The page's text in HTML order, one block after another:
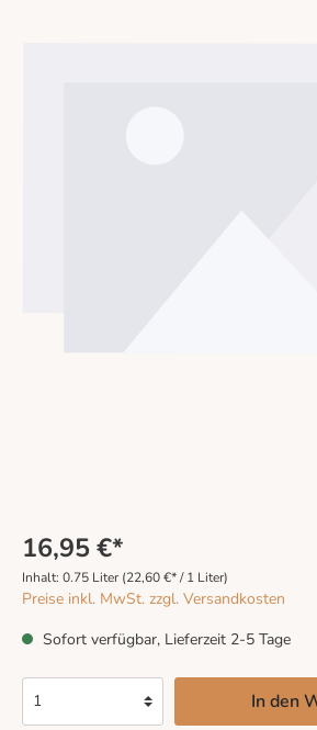
16,95 €*
Inhalt: 0.75 Liter (22,60 €* / 1 Liter)
Preise inkl. MwSt. zzgl. Versandkosten
Sofort verfügbar, Lieferzeit 2-5 Tage
In den